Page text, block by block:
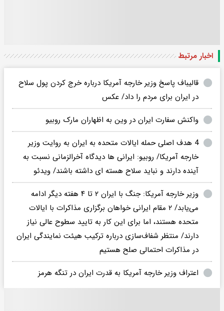
اخبار مرتبط
قالیباف پاسخ وزیر خارجه آمریکا درباره خرج کردن پول سلاح
در ایران برای مردم را داد/ عکس
واکنش سفارت ایران در وین به اظهاران مارک روبیو
4 هدف اصلی حمله ایالات متحده به ایران به روایت وزیر
خارجه آمریکا/ روبیو: ایرانی ها دیدگاه آخرالزمانی نسبت به
آینده دارند و نباید سلاح هسته ای داشته باشند/ ویدئو
وزیر خارجه آمریکا: جنگ با ایران ۲ تا ۴ هفته دیگر ادامه
می‌یابد/ ۲ مقام ایرانی خواهان برگزاری مذاکرات با ایالات
متحده هستند، اما برای این کار به تایید سطوح عالی نیاز
دارند/ منتظر شفاف‌سازی درباره ترکیب هیئت نمایندگی ایران
در مذاکرات احتمالی صلح هستیم
اعتراف وزیر خارجه آمریکا به قدرت ایران در تنگه هرمز